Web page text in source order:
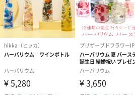
紙袋
お渡し用の紙袋です。
商品に合わせたサイズをお届けします。